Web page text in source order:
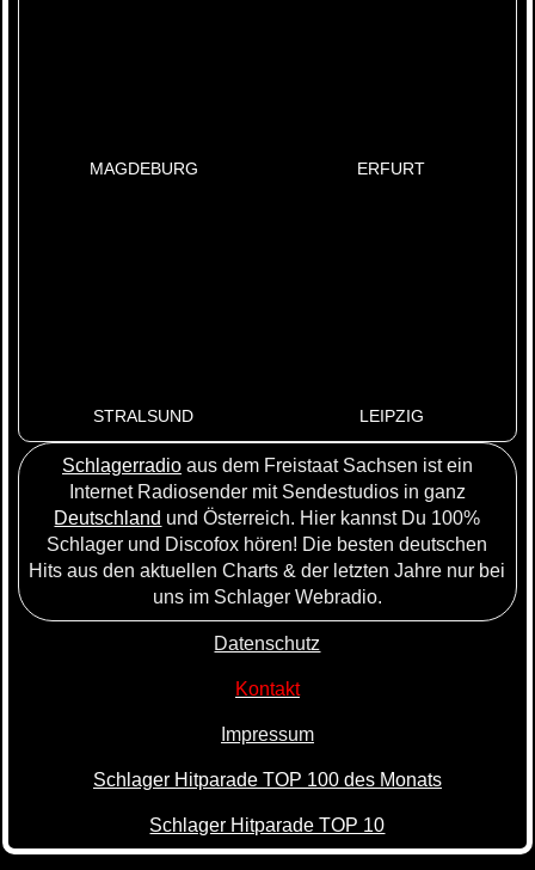
MAGDEBURG ERFURT
STRALSUND LEIPZIG
Schlagerradioaus dem Freistaat Sachsen ist ein
Internet Radiosender mit Sendestudios in ganz
Deutschland und Österreich. Hier kannst Du 100%
Schlager und Discofox hören! Die besten deutschen
Hits aus den aktuellen Charts & der letzten Jahre nur bei
uns im Schlager Webradio.
Datenschutz
Kontakt
Impressum
Schlager Hitparade TOP 100 des Monats
Schlager Hitparade TOP 10